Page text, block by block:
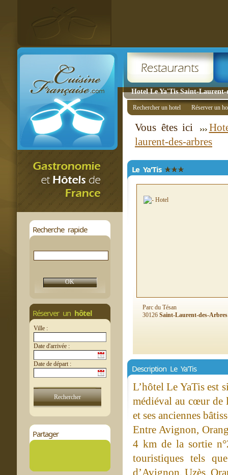
Hotel Le Ya'Tis Saint-Laurent-
Recherche rapide
Réserver un hôtel
Ville :
Date d'arrivée :
Date de départ :
Partager
Rechercher un hotel Réserver un
Vous êtes ici
laurent-des-arbres
Le Ya'Tis
Parc du Tésan
30126 Saint-Laurent-des-Arbres
Description Le Ya'Tis
L’hôtel Le YaTis est
médiéval au cœur de
et ses anciennes
Entre Avignon,
4 km de la sortie
touristiques tels
d’Avignon, Uzès,